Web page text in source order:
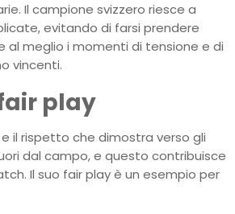
Il campione svizzero riesce a
evitando di farsi prendere
al meglio i momenti di tensione e di
vincenti.
play
il rispetto che dimostra verso gli
dal campo, e questo contribuisce
Il suo fair play è un esempio per